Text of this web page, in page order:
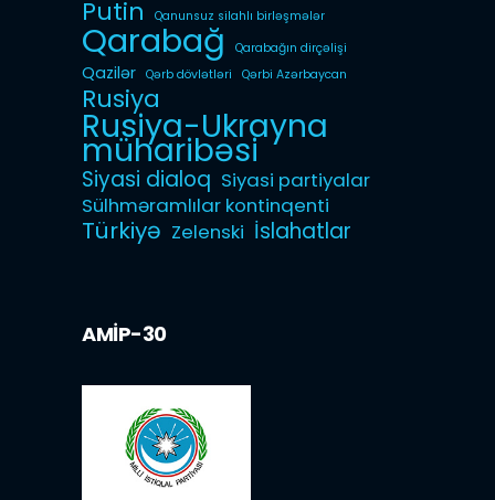
Putin
Qanunsuz silahlı birləşmələr
Qarabağ Qarabağın dirçəlişi
Qazilər Qərb dövlətləri Qərbi Azərbaycan
Rusiya
Rusiya-Ukrayna
müharibəsi
Siyasi dialoq Siyasi partiyalar
Sülhməramlılar kontinqenti
Türkiyə Zelenski İslahatlar
AMİP-30